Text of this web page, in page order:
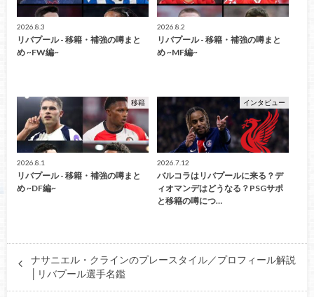
2026.8.3
リバプール - 移籍・補強の噂まと
め ~FW編~
2026.8.2
リバプール - 移籍・補強の噂まと
め ~MF編~
移籍
2026.8.1
リバプール - 移籍・補強の噂まと
め ~DF編~
インタビュー
2026.7.12
バルコラはリバプールに来る？デ
ィオマンデはどうなる？PSGサポ
と移籍の噂につ…
ナサニエル・クラインのプレースタイル／プロフィール解説
│リバプール選手名鑑